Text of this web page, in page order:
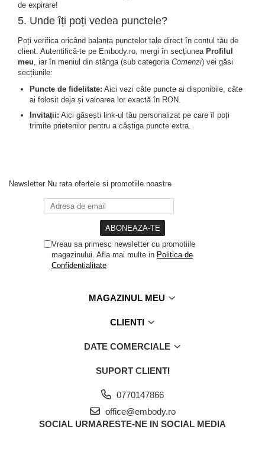
de expirare!
5. Unde îți poți vedea punctele?
Poți verifica oricând balanța punctelor tale direct în contul tău de
client. Autentifică-te pe Embody.ro, mergi în secțiunea Profilul
meu , iar în meniul din stânga (sub categoria Comenzi) vei găsi
secțiunile:
Puncte de fidelitate: Aici vezi câte puncte ai disponibile, câte
ai folosit deja și valoarea lor exactă în RON.
Invitații: Aici găsești link-ul tău personalizat pe care îl poți
trimite prietenilor pentru a câștiga puncte extra.
Newsletter Nu rata ofertele si promotiile noastre
Vreau sa primesc newsletter cu promotiile
magazinului. Afla mai multe in Politica de
Confidentialitate
MAGAZINUL MEU
CLIENTI
DATE COMERCIALE
SUPORT CLIENTI
0770147866
office@embody.ro
SOCIAL URMARESTE-NE IN SOCIAL MEDIA